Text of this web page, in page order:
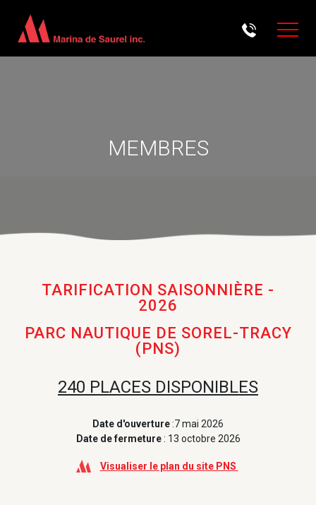
MEMBRES
TARIFICATION SAISONNIÈRE -
2026
PARC NAUTIQUE DE SOREL-TRACY
(PNS)
240 PLACES DISPONIBLES
Date d'ouverture:7 mai 2026
Date de fermeture: 13 octobre 2026
Visualiser le plan du site PNS